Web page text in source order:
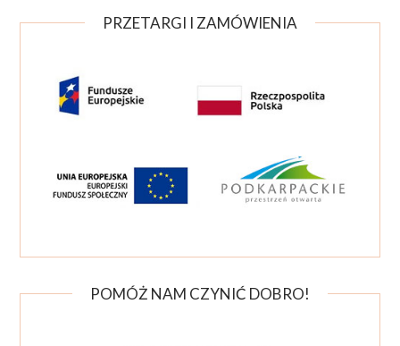
PRZETARGI I ZAMÓWIENIA
POMÓŻ NAM CZYNIĆ DOBRO!